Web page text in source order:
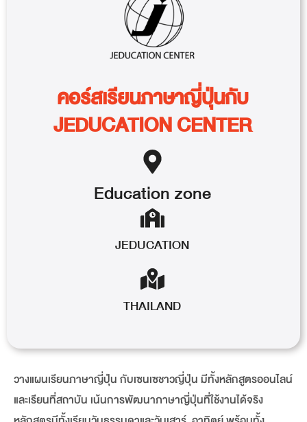
คอร์สเรียนภาษาญี่ปุ่นกับ
JEDUCATION CENTER
Educationzone
JEDUCATION
THAILAND
วางแผนเรียนภาษาญี่ปุ่น กับเซนเซชาวญี่ปุ่น มีทั้งหลักสูตรออนไลน์
และเรียนที่สถาบัน เน้นการพัฒนาภาษาญี่ปุ่นที่ใช้งานได้จริง